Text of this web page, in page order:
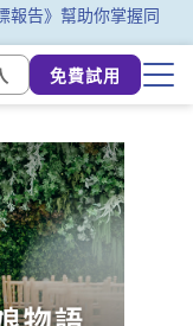
報告》幫助你掌握同
免費試用